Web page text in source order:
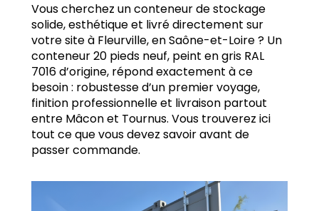
Vous cherchez un conteneur de stockage
solide, esthétique et livré directement sur
votre site à Fleurville, en Saône-et-Loire ? Un
conteneur 20 pieds neuf, peint en gris RAL
7016 d’origine, répond exactement à ce
besoin : robustesse d’un premier voyage,
finition professionnelle et livraison partout
entre Mâcon et Tournus. Vous trouverez ici
tout ce que vous devez savoir avant de
passer commande.